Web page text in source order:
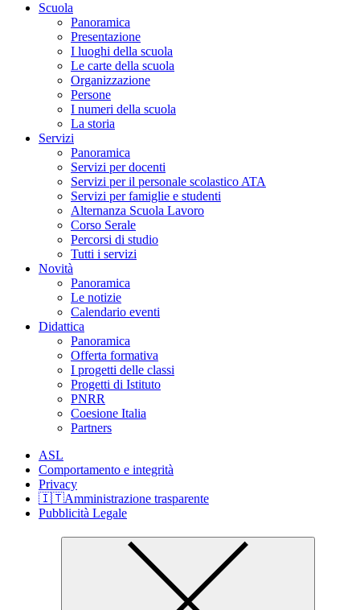
Scuola
Panoramica
Presentazione
I luoghi della scuola
Le carte della scuola
Organizzazione
Persone
I numeri della scuola
La storia
Servizi
Panoramica
Servizi per docenti
Servizi per il personale scolastico ATA
Servizi per famiglie e studenti
Alternanza Scuola Lavoro
Corso Serale
Percorsi di studio
Tutti i servizi
Novità
Panoramica
Le notizie
Calendario eventi
Didattica
Panoramica
Offerta formativa
I progetti delle classi
Progetti di Istituto
PNRR
Coesione Italia
Partners
ASL
Comportamento e integrità
Privacy
🇮🇹Amministrazione trasparente
Pubblicità Legale